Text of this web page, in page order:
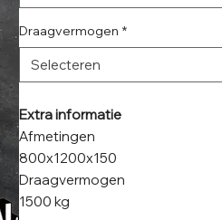
Draagvermogen *
Selecteren
Extra informatie
Afmetingen
800x1200x150
Draagvermogen
1500 kg